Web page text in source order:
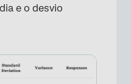
e o desvio